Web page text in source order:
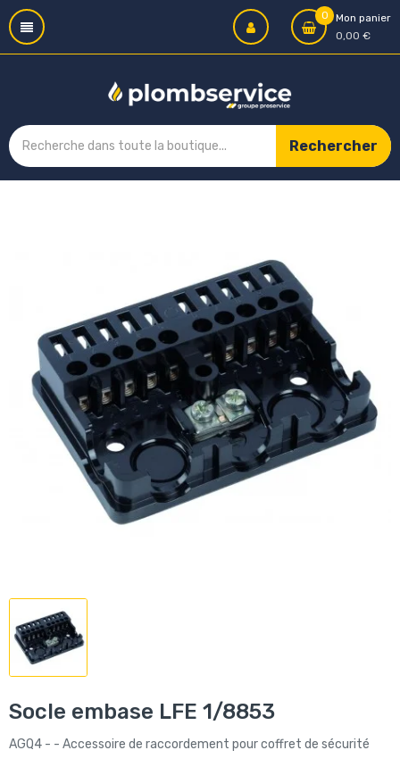
0
Mon panier
0,00 €
Rechercher
Socle embase LFE 1/8853
AGQ4 - - Accessoire de raccordement pour coffret de sécurité